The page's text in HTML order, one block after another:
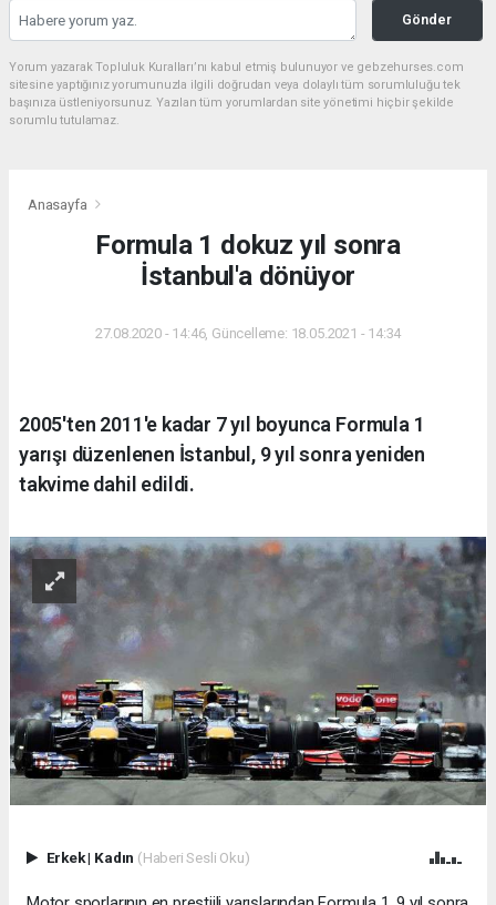
Gönder
Yorum yazarak Topluluk Kuralları’nı kabul etmiş bulunuyor ve gebzehurses.com
sitesine yaptığınız yorumunuzla ilgili doğrudan veya dolaylı tüm sorumluluğu tek
başınıza üstleniyorsunuz. Yazılan tüm yorumlardan site yönetimi hiçbir şekilde
sorumlu tutulamaz.
Anasayfa
Formula 1 dokuz yıl sonra
İstanbul'a dönüyor
27.08.2020 - 14:46, Güncelleme: 18.05.2021 - 14:34
2005'ten 2011'e kadar 7 yıl boyunca Formula 1
yarışı düzenlenen İstanbul, 9 yıl sonra yeniden
takvime dahil edildi.
Erkek| Kadın (Haberi Sesli Oku)